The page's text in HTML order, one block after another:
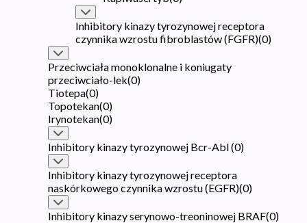
Inhibitory kinazy tyrozynowej receptora
czynnika wzrostu fibroblastów (FGFR)(0)
Przeciwciała monoklonalne i koniugaty
przeciwciało-lek(0)
Tiotepa(0)
Topotekan(0)
Irynotekan(0)
Inhibitory kinazy tyrozynowej Bcr-Abl(0)
Inhibitory kinazy tyrozynowej receptora
naskórkowego czynnika wzrostu (EGFR)(0)
Inhibitory kinazy serynowo-treoninowej BRAF(0)